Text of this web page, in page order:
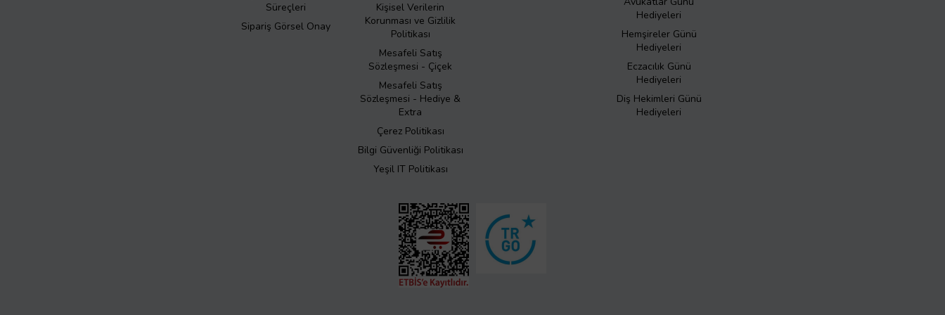
Süreçleri
Sipariş Görsel Onay
Kişisel Verilerin
Korunması ve Gizlilik
Politikası
Mesafeli Satış
Sözleşmesi - Çiçek
Mesafeli Satış
Sözleşmesi - Hediye &
Extra
Çerez Politikası
Bilgi Güvenliği Politikası
Yeşil IT Politikası
Hediyeleri
Hemşireler Günü
Hediyeleri
Eczacılık Günü
Hediyeleri
Diş Hekimleri Günü
Hediyeleri